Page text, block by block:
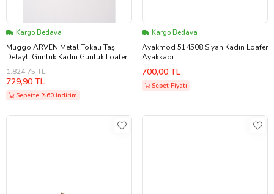
Kargo Bedava
Muggo ARVEN Metal Tokalı Taş
Detaylı Günlük Kadın Günlük Loafer
Ayakkabı (Ten)
1.824,75 TL
729,90 TL
Sepette %60 İndirim
Kargo Bedava
Ayakmod 514508 Siyah Kadın Loafer
Ayakkabı
700,00 TL
Sepet Fiyatı